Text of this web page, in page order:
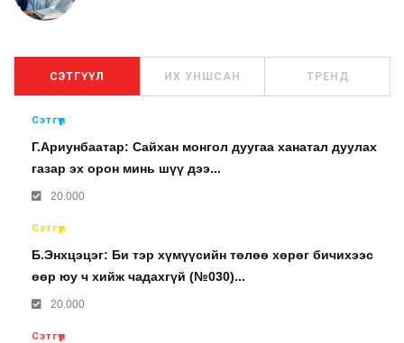
СЭТГҮҮЛ ИХ УНШСАН ТРЕНД
Сэтгүүл
Г.Ариунбаатар: Сайхан монгол дуугаа ханатал дуулах
газар эх орон минь шүү дээ...
20.000
Сэтгүүл
Б.Энхцэцэг: Би тэр хүмүүсийн төлөө хөрөг бичихээс
өөр юу ч хийж чадахгүй (№030)...
20.000
Сэтгүүл